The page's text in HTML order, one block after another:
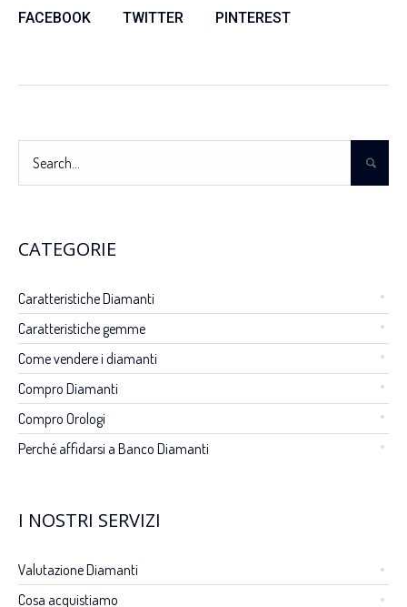
FACEBOOK TWITTER PINTEREST
CATEGORIE
Caratteristiche Diamanti
Caratteristiche gemme
Come vendere i diamanti
Compro Diamanti
Compro Orologi
Perché affidarsi a Banco Diamanti
I NOSTRI SERVIZI
Valutazione Diamanti
Cosa acquistiamo